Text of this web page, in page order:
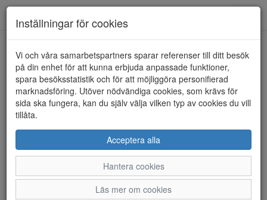
HEM SEBAGO
Inställningar för cookies
Vi och våra samarbetspartners sparar referenser till ditt besök
på din enhet för att kunna erbjuda anpassade funktioner,
spara besöksstatistik och för att möjliggöra personifierad
marknadsföring. Utöver nödvändiga cookies, som krävs för
sida ska fungera, kan du själv välja vilken typ av cookies du vill
tillåta.
Acceptera alla
Hantera cookies
Läs mer om cookies